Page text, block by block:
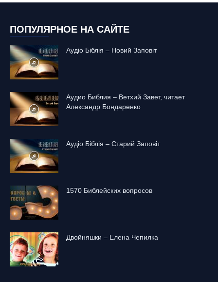
ПОПУЛЯРНОЕ НА САЙТЕ
Аудіо Біблія – Новий Заповіт
Аудио Библия – Ветхий Завет, читает
Александр Бондаренко
Аудіо Біблія – Старий Заповіт
1570 Библейских вопросов
Двойняшки – Елена Чепилка